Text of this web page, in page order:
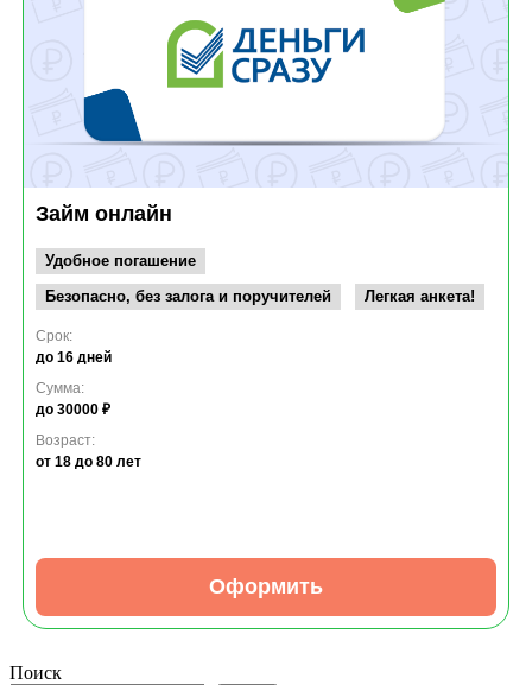
Займ онлайн
Удобное погашение
Безопасно, без залога и поручителей
Легкая анкета!
Срок:
до 16 дней
Сумма:
до 30000 ₽
Возраст:
от 18 до 80 лет
Оформить
Поиск